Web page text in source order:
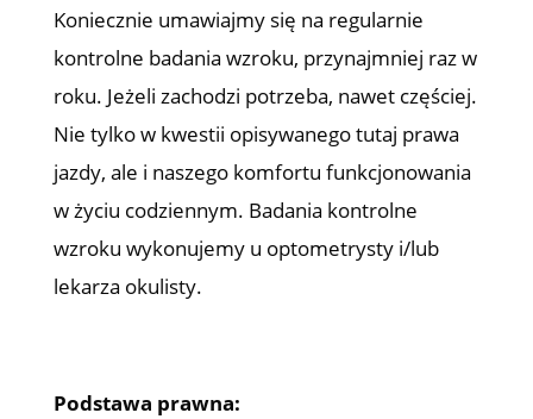
Koniecznie umawiajmy się na regularnie
kontrolne badania wzroku, przynajmniej raz w
roku. Jeżeli zachodzi potrzeba, nawet częściej.
Nie tylko w kwestii opisywanego tutaj prawa
jazdy, ale i naszego komfortu funkcjonowania
w życiu codziennym. Badania kontrolne
wzroku wykonujemy u optometrysty i/lub
lekarza okulisty.
Podstawa prawna: